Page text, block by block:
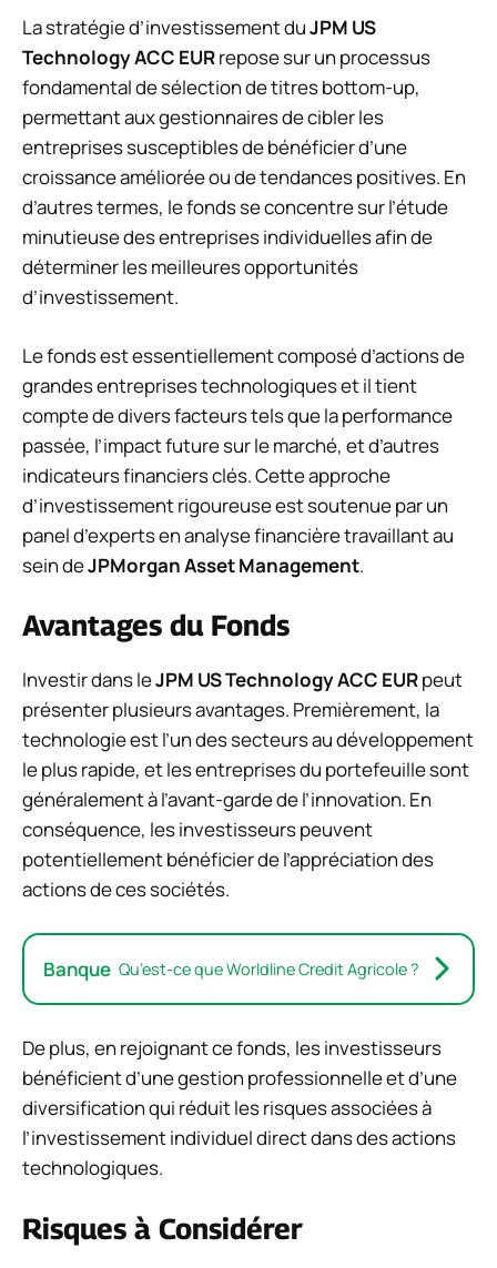
La stratégie d’investissement duJPM US
Technology ACC EURrepose sur un processus
fondamental de sélection de titresbottom-up,
permettant aux gestionnaires de cibler les
entreprises susceptibles de bénéficier d’une
croissance améliorée ou de tendances positives. En
d’autres termes, le fonds se concentre sur l’étude
minutieuse des entreprises individuelles afin de
déterminer les meilleures opportunités
d’investissement.
Le fonds est essentiellement composé d’actions de
grandes entreprises technologiques et il tient
compte de divers facteurs tels que la performance
passée, l’impact future sur le marché, et d’autres
indicateurs financiers clés. Cette approche
d’investissement rigoureuse est soutenue par un
panel d’experts en analyse financière travaillant au
sein deJPMorgan Asset Management.
Avantages du Fonds
Investir dans leJPM US Technology ACC EURpeut
présenter plusieurs avantages. Premièrement, la
technologie est l’un des secteurs au développement
le plus rapide, et les entreprises du portefeuille sont
généralement à l’avant-garde de l’innovation. En
conséquence, les investisseurs peuvent
potentiellement bénéficier de l’appréciation des
actions de ces sociétés.
Banque Qu’est-ce que Worldline Credit Agricole ?
De plus, en rejoignant ce fonds, les investisseurs
bénéficient d’une gestion professionnelle et d’une
diversification qui réduit les risques associées à
l’investissement individuel direct dans des actions
technologiques.
Risques à Considérer